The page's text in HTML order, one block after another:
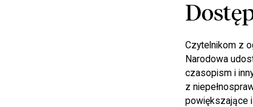
Czytelnikom z
Narodowa
czasopism i
z
powiększające